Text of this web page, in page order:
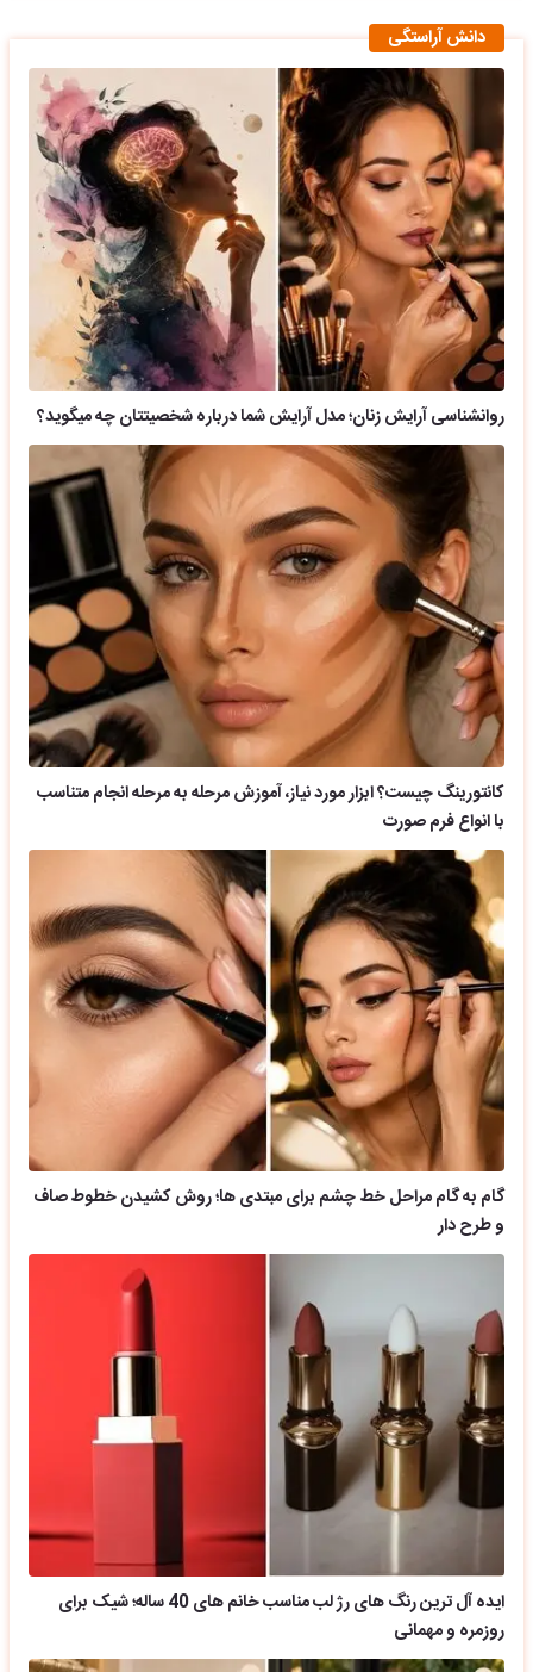
دانش آراستگی
روانشناسی آرایش زنان؛ مدل آرایش شما درباره شخصیتتان چه میگوید؟
کانتورینگ چیست؟ ابزار مورد نیاز، آموزش مرحله به مرحله انجام متناسب
با انواع فرم صورت
گام به گام مراحل خط چشم برای مبتدی ها؛ روش کشیدن خطوط صاف
و طرح دار
ایده آل ترین رنگ های رژ لب مناسب خانم های 40 ساله؛ شیک برای
روزمره و مهمانی